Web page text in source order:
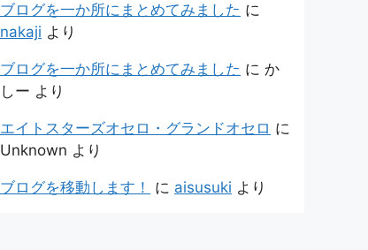
ブログを一か所にまとめてみました に
nakaji より
ブログを一か所にまとめてみました に か
しー より
エイトスターズオセロ・グランドオセロ に
Unknown より
ブログを移動します！ に aisusuki より